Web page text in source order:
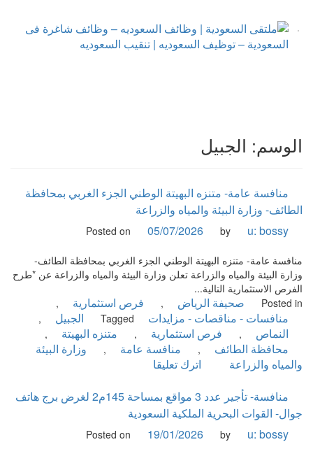
المحتوى
الوسم: الجبيل
منافسة عامة- متنزه البهيتة الوطني الجزء الغربي بمحافظة
الطائف- وزارة البيئة والمياه والزراعة
Posted on 05/07/2026 by u: bossy
منافسة عامة- متنزه البهيتة الوطني الجزء الغربي بمحافظة الطائف-
وزارة البيئة والمياه والزراعة تعلن وزارة البيئة والمياه والزراعة عن *طرح
الفرص الاستثمارية التالية...
Posted in
صحيفة الرياض , فرص استثمارية ,
منافسات - مناقصات - مزايدات Tagged الجبيل ,
النماص , فرص استثمارية , متنزه البهيتة ,
محافظة الطائف , منافسة عامة ,
وزارة البيئة
والمياه والزراعة
اترك تعليقا
عامة-
متنزه
البهيتة
الوطني
منافسة- تأجير عدد 3 مواقع بمساحة 145م2 لغرض برج هاتف
جوال- القوات البحرية الملكية السعودية
Posted on 19/01/2026 by u: bossy